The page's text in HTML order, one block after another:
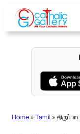
content
Home » Tamil »